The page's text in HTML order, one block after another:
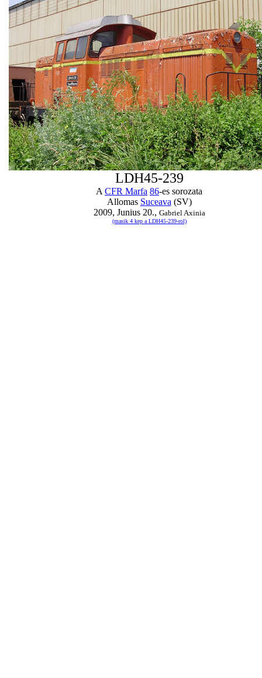
LDH45-239
A CFR Marfa 86-es sorozata
Allomas Suceava (SV)
2009, Junius 20., Gabriel Axinia
(masik 4 kep a LDH45-239-rol)